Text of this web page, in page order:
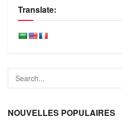
Translate:
NOUVELLES POPULAIRES